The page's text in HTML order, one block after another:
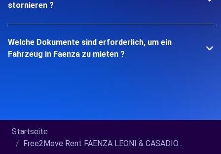
stornieren ?
Welche Dokumente sind erforderlich, um ein
Fahrzeug in Faenza zu mieten ?
Startseite
Free2Move Rent FAENZA LEONI & CASADIO...